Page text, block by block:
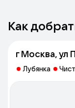
Как
г Москва, ул
Лубянка